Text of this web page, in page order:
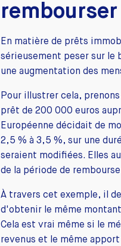
rembourser
En matière de prêts
sérieusement peser sur le
une augmentation des
Pour illustrer cela,
prêt de 200 000 euros
Européenne décidait de
2,5 % à 3,5 %, sur une
seraient modifiées. Elles
de la période de
À travers cet exemple, il
d'obtenir le même
Cela est vrai même si le
revenus et le même